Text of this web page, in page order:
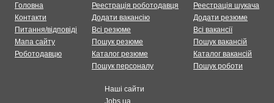
Головна
Контакти
Питання/відповіді
Мапа сайту
Роботодавцю
Реестрація роботодавця
Додати вакансію
Всі резюме
Пошук резюме
Каталог резюме
Пошук персоналу
Реестрація шукача
Додати резюме
Всі вакансії
Пошук вакансій
Каталог вакансій
Пошук роботи
Наші сайти
Jobs.ua